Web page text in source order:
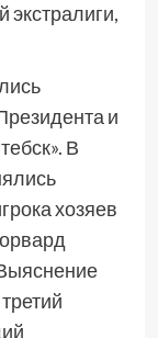
экстралиги,
и
В
хозяев